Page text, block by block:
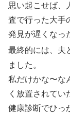
思い起こせば、
査で行った大手
発見が遅くなっ
最終的には、夫
ました。
私だけかな〜な
く放置されてい
健康診断でひっ